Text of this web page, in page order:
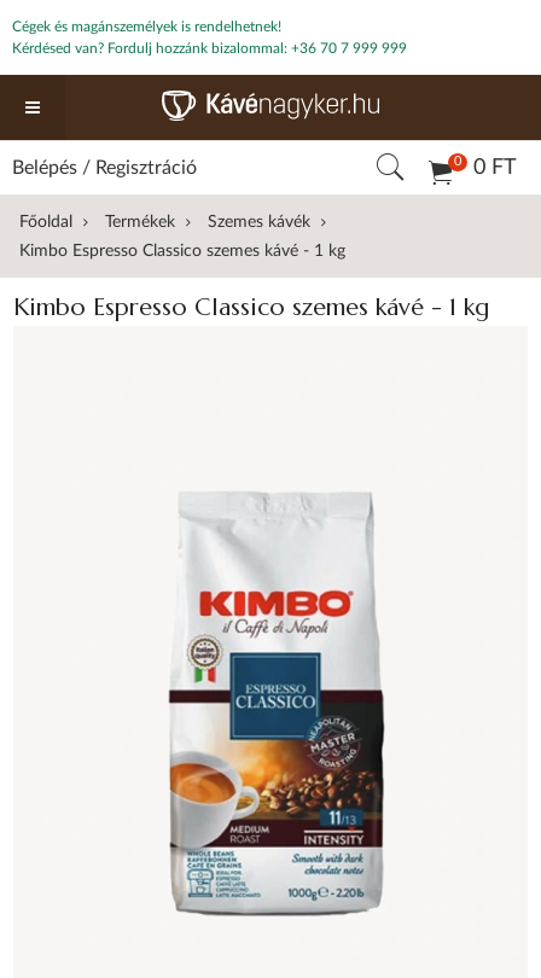
Cégek és magánszemélyek is rendelhetnek!
Kérdésed van? Fordulj hozzánk bizalommal: +36 70 7 999 999
0 0 FT
Belépés / Regisztráció
Főoldal Termékek
Szemes kávék
Kimbo Espresso Classico szemes kávé - 1 kg
Kimbo Espresso Classico szemes kávé - 1 kg